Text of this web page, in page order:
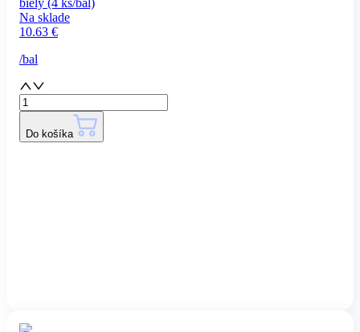
Na sklade
10.63 €
/bal
Do košíka